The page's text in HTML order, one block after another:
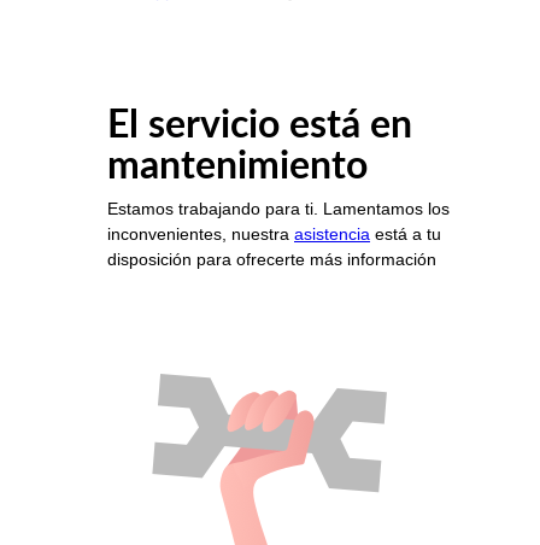
El servicio está en
mantenimiento
Estamos trabajando para ti. Lamentamos los
inconvenientes, nuestra asistencia está a tu
disposición para ofrecerte más información